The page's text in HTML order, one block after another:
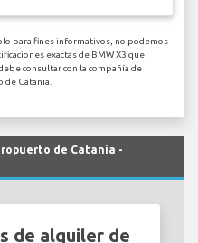
para fines informativos, no podemos
exactas de BMW X3 que
consultar con la compañía de
Catania.
de Catania -
de alquiler de